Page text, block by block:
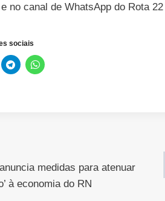
no canal de WhatsApp do Rota
sociais
medidas para atenuar
à economia do RN